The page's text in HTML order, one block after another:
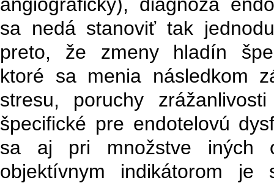
sa nedá stanoviť tak
preto, že zmeny hladín
ktoré sa menia následkom
stresu, poruchy
špecifické pre endotelovú
sa aj pri množstve iných
objektívnym indikátorom je